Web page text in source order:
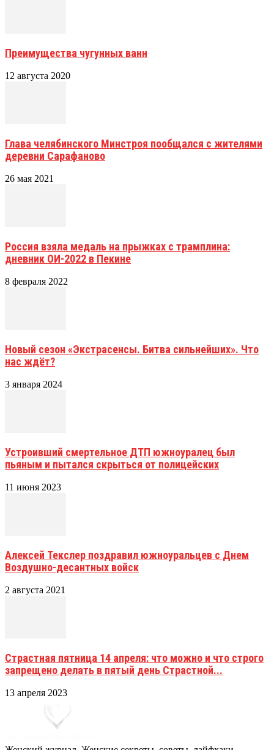
Преимущества чугунных ванн
12 августа 2020
Глава челябинского Минстроя пообщался с жителями
деревни Сарафаново
26 мая 2021
Россия взяла медаль на прыжках с трамплина:
дневник ОИ-2022 в Пекине
8 февраля 2022
Новый сезон «Экстрасенсы. Битва сильнейших». Что
нас ждёт?
3 января 2024
Устроивший смертельное ДТП южноуралец был
пьяным и пытался скрыться от полицейских
11 июня 2023
Алексей Текслер поздравил южноуральцев с Днем
Воздушно-десантных войск
2 августа 2021
Страстная пятница 14 апреля: что можно и что строго
запрещено делать в пятый день Страстной...
13 апреля 2023